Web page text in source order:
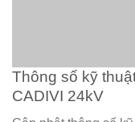
Thông số kỹ
CADIVI 24kV